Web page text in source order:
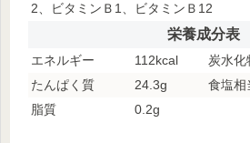
2、ビタミンＢ1、ビタミンＢ12
栄養成分表
エネルギー 112kcal 炭水化
たんぱく質
24.3g 食塩相
脂質
0.2g